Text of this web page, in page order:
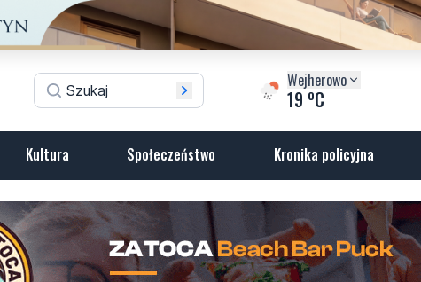
Wejherowo
19 oC
Kultura Społeczeństwo Kronika policyjna